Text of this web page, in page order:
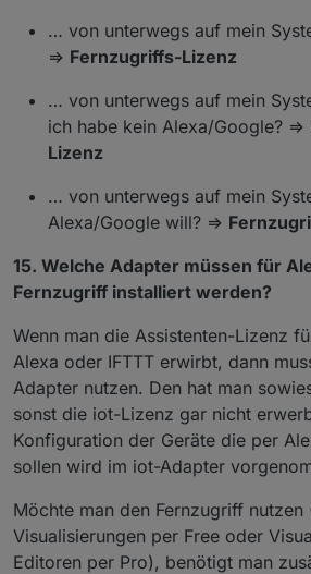
… von unterwegs auf mein
=> Fernzugriffs-Lizenz
… von unterwegs auf mein
ich habe kein Alexa/Google? =>
Lizenz
… von unterwegs auf mein
Alexa/Google will? =>
15. Welche Adapter müssen für
Fernzugriff installiert werden?
Wenn man die Assistenten-Lizenz
Alexa oder IFTTT erwirbt, dann
Adapter nutzen. Den hat man
sonst die iot-Lizenz gar nicht
Konfiguration der Geräte die per
sollen wird im iot-Adapter
Möchte man den Fernzugriff
Visualisierungen per Free oder
Editoren per Pro), benötigt man